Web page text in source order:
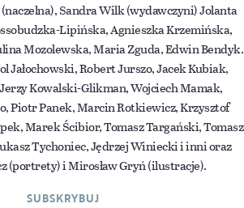
Sandra Wilk (wydawczyni) Jolanta
Lipińska, Agnieszka Krzemińska,
Mozolewska, Maria Zguda, Edwin Bendyk.
Jałochowski, Robert Jurszo, Jacek Kubiak,
Kowalski-Glikman, Wojciech Mamak,
Piotr Panek, Marcin Rotkiewicz, Krzysztof
Marek Ścibior, Tomasz Targański, Tomasz
Tychoniec, Jędrzej Winiecki i inni oraz
(portrety) i Mirosław Gryń (ilustracje).
SUBSKRYBUJ